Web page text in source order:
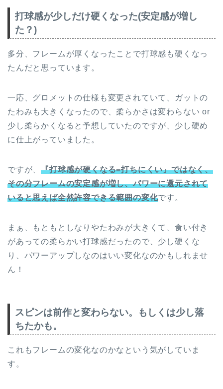
打球感が少しだけ硬くなった(安定感が増し
た？)
多分、フレームが厚くなったことで打球感も硬くなっ
たんだと思っています。
一応、グロメットの仕様も変更されていて、ガットの
たわみも大きくなったので、柔らかさは変わらない or
少し柔らかくなると予想していたのですが、少し硬め
に仕上がっていました。
ですが、『打球感が硬くなる=打ちにくい』ではなく、
その分フレームの安定感が増し、パワーに還元されて
いると思えば全然許容できる範囲の変化です。
まぁ、もともとしなりやたわみが大きくて、食い付き
があっての柔らかい打球感だったので、少し硬くな
り、パワーアップしなのはいい変化なのかもしれませ
ん！
スピンは前作と変わらない。もしくは少し落
ちたかも。
これもフレームの変化なのかなという気がしていま
す。